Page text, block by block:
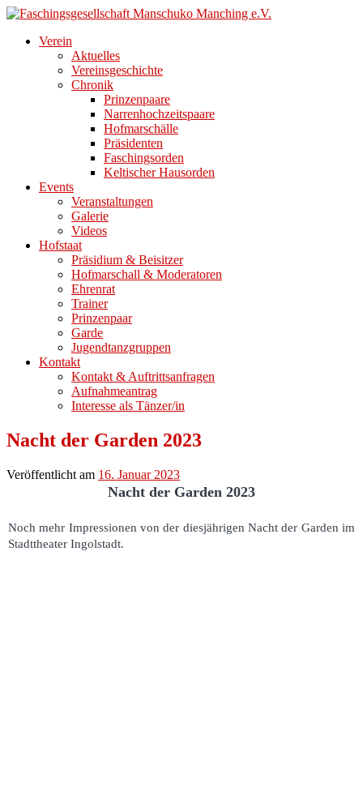
Direkt
Inhalt
Verein
Aktuelles
Vereinsgeschichte
Chronik
Prinzenpaare
Narrenhochzeitspaare
Hofmarschälle
Präsidenten
Faschingsorden
Keltischer Hausorden
Events
Veranstaltungen
Galerie
Videos
Hofstaat
Präsidium & Beisitzer
Hofmarschall & Moderatoren
Ehrenrat
Trainer
Prinzenpaar
Garde
Jugendtanzgruppen
Kontakt
Kontakt & Auftrittsanfragen
Aufnahmeantrag
Interesse als Tänzer/in
Nacht der Garden 2023
Veröffentlicht am 16. Januar 2023
Nacht der Garden 2023
Noch mehr Impressionen von der diesjährigen Nacht der Garden im
Stadttheater Ingolstadt.